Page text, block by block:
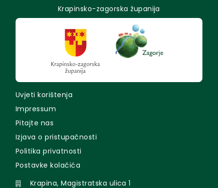
Krapinsko-zagorska županija
Uvjeti korištenja
Impressum
Pitajte nas
Izjava o pristupačnosti
Politika privatnosti
Postavke kolačića
Krapina, Magistratska ulica 1